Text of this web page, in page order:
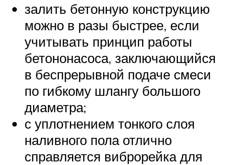
залить бетонную конструкцию
можно в разы быстрее, если
учитывать принцип работы
бетононасоса, заключающийся
в беспрерывной подаче смеси
по гибкому шлангу большого
диаметра;
с уплотнением тонкого слоя
наливного пола отлично
справляется виброрейка для